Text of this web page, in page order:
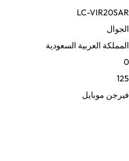
في جميع أنحاء المملكة العربية
البقاء على اتصال أينما كنت.
القسيمة.
LC-VIR20SAR
الجوال
المملكة العربية السعودية
0
125
فيرجن موبايل